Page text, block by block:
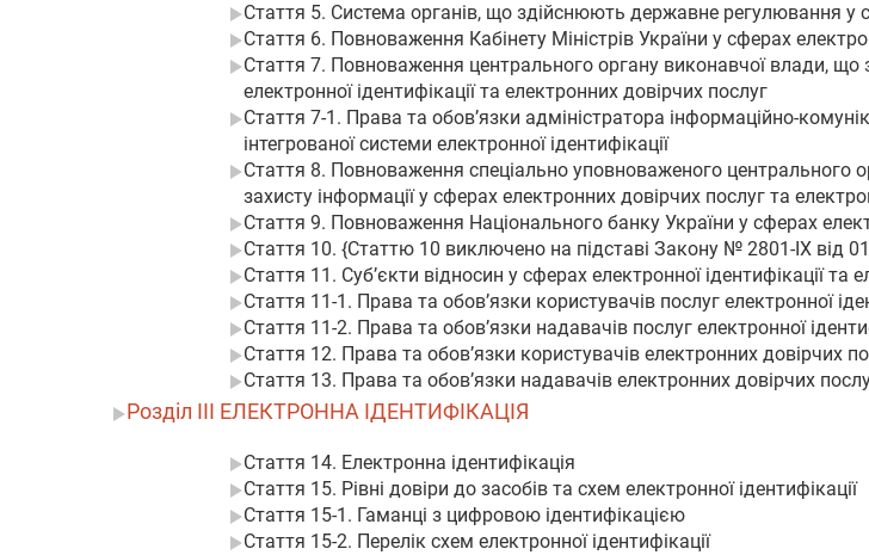
Стаття 5. Система органів, що здійснюють державне регулювання у
Стаття 6. Повноваження Кабінету Міністрів України у сферах
Стаття 7. Повноваження центрального органу виконавчої влади,
електронної ідентифікації та електронних довірчих послуг
Стаття 7-1. Права та обов’язки адміністратора інформаційно-
інтегрованої системи електронної ідентифікації
Стаття 8. Повноваження спеціально уповноваженого центрального
захисту інформації у сферах електронних довірчих послуг та
Стаття 9. Повноваження Національного банку України у сферах
Стаття 10. {Статтю 10 виключено на підставі Закону № 2801-IX від
Стаття 11. Суб’єкти відносин у сферах електронної ідентифікації та
Стаття 11-1. Права та обов’язки користувачів послуг електронної
Стаття 11-2. Права та обов’язки надавачів послуг електронної
Стаття 12. Права та обов’язки користувачів електронних довірчих
Стаття 13. Права та обов’язки надавачів електронних довірчих
Розділ III ЕЛЕКТРОННА ІДЕНТИФІКАЦІЯ
Стаття 14. Електронна ідентифікація
Стаття 15. Рівні довіри до засобів та схем електронної ідентифікації
Стаття 15-1. Гаманці з цифровою ідентифікацією
Стаття 15-2. Перелік схем електронної ідентифікації